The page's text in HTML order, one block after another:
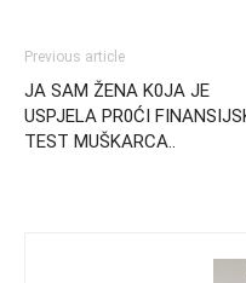
Previous article
JA SAM ŽENA K0JA JE
USPJELA PR0ĆI
TEST MUŠKARCA..